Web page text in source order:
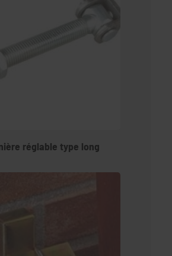
réglable type long